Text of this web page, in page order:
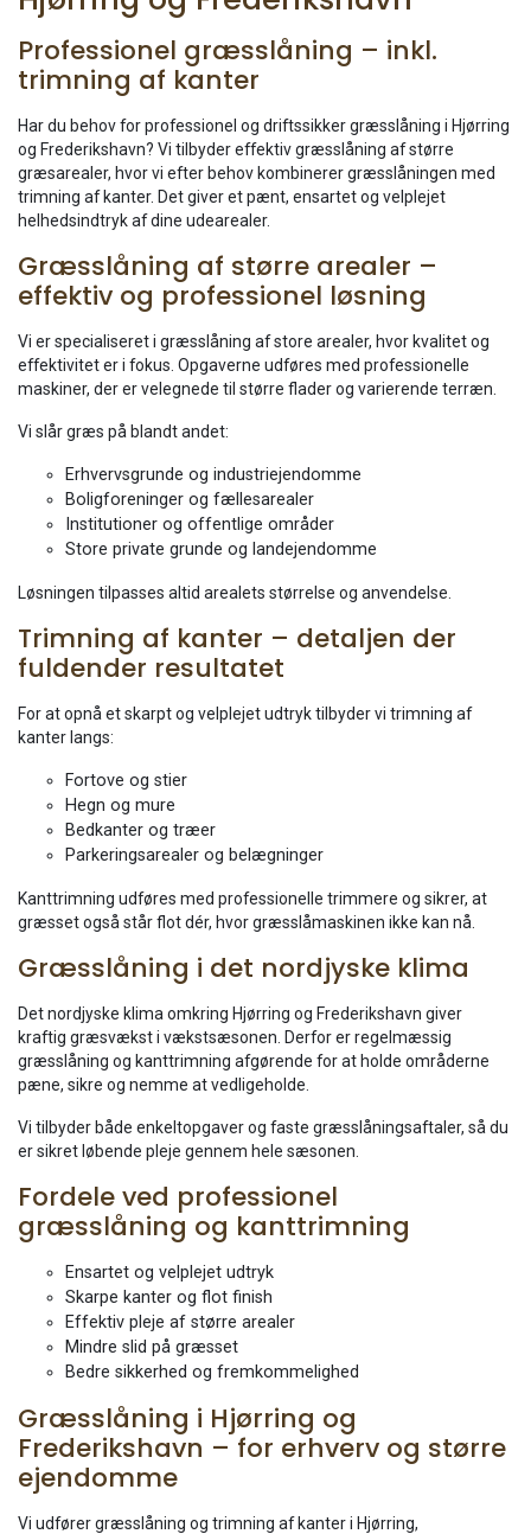
Professionel græsslåning – inkl.
trimning af kanter
Har du behov for professionel og driftssikker græsslåning i Hjørring
og Frederikshavn? Vi tilbyder effektiv græsslåning af større
græsarealer, hvor vi efter behov kombinerer græsslåningen med
trimning af kanter. Det giver et pænt, ensartet og velplejet
helhedsindtryk af dine udearealer.
Græsslåning af større arealer –
effektiv og professionel løsning
Vi er specialiseret i græsslåning af store arealer, hvor kvalitet og
effektivitet er i fokus. Opgaverne udføres med professionelle
maskiner, der er velegnede til større flader og varierende terræn.
Vi slår græs på blandt andet:
Erhvervsgrunde og industriejendomme
Boligforeninger og fællesarealer
Institutioner og offentlige områder
Store private grunde og landejendomme
Løsningen tilpasses altid arealets størrelse og anvendelse.
Trimning af kanter – detaljen der
fuldender resultatet
For at opnå et skarpt og velplejet udtryk tilbyder vi trimning af
kanter langs:
Fortove og stier
Hegn og mure
Bedkanter og træer
Parkeringsarealer og belægninger
Kanttrimning udføres med professionelle trimmere og sikrer, at
græsset også står flot dér, hvor græsslåmaskinen ikke kan nå.
Græsslåning i det nordjyske klima
Det nordjyske klima omkring Hjørring og Frederikshavn giver
kraftig græsvækst i vækstsæsonen. Derfor er regelmæssig
græsslåning og kanttrimning afgørende for at holde områderne
pæne, sikre og nemme at vedligeholde.
Vi tilbyder både enkeltopgaver og faste græsslåningsaftaler, så du
er sikret løbende pleje gennem hele sæsonen.
Fordele ved professionel
græsslåning og kanttrimning
Ensartet og velplejet udtryk
Skarpe kanter og flot finish
Effektiv pleje af større arealer
Mindre slid på græsset
Bedre sikkerhed og fremkommelighed
Græsslåning i Hjørring og
Frederikshavn – for erhverv og større
ejendomme
Vi udfører græsslåning og trimning af kanter i Hjørring,